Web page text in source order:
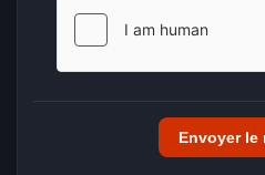
Envoyer le